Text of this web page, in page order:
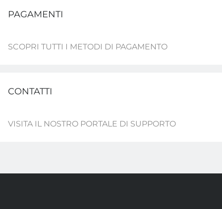
PAGAMENTI
SCOPRI TUTTI I METODI DI PAGAMENTO
CONTATTI
VISITA IL NOSTRO PORTALE DI SUPPORTO